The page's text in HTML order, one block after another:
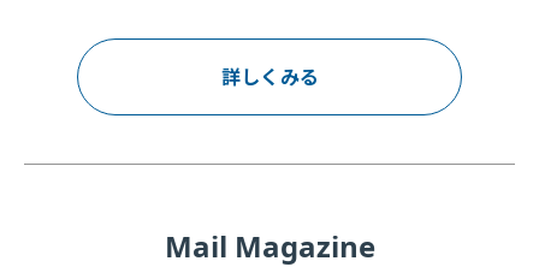
詳しくみる
Mail Magazine